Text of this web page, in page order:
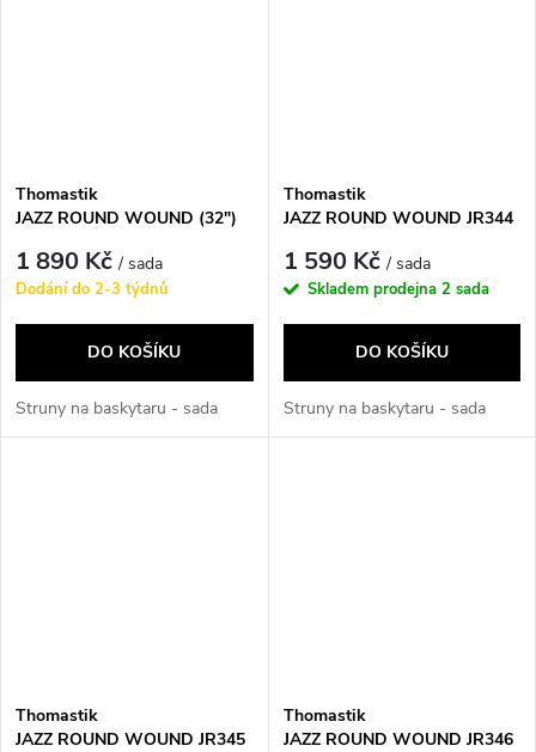
Thomastik
JAZZ ROUND WOUND (32")
1 890 Kč/ sada
Dodání do 2-3 týdnů
DO KOŠÍKU
Struny na baskytaru - sada
Thomastik
JAZZ ROUND WOUND JR344
1 590 Kč/ sada
Skladem prodejna 2 sada
DO KOŠÍKU
Struny na baskytaru - sada
Thomastik
JAZZ ROUND WOUND JR345
Thomastik
JAZZ ROUND WOUND JR346